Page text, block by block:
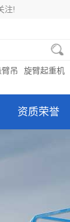
注!
吊 旋臂起重机
资质荣誉